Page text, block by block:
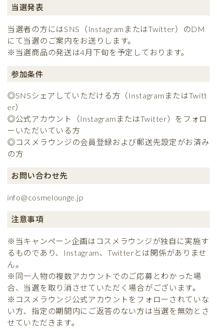
当選発表
当選者の方にはSNS（InstagramまたはTwitter）のDM
にて当選のご案内をお送りします。
※当選商品の発送は4月下旬を予定しております。
参加条件
◎SNSシェアしていただける方（InstagramまたはTwitt
er）
◎公式アカウント（InstagramまたはTwitter）をフォロ
ーいただいている方
◎コスメラウンジの会員登録および郵送先設定がお済み
の方
お問い合わせ先
info@cosmelounge.jp
注意事項
※当キャンペーン企画はコスメラウンジが独自に実施す
るものであり、Instagram、Twitterとは関係がありませ
ん。
※同一人物の複数アカウントでのご応募とわかった場
合、当選を取り消させていただく場合がございます。
※コスメラウンジ公式アカウントをフォローされていな
い方、指定の期間内にご返答のない方は当選を無効とさ
せていただきます。